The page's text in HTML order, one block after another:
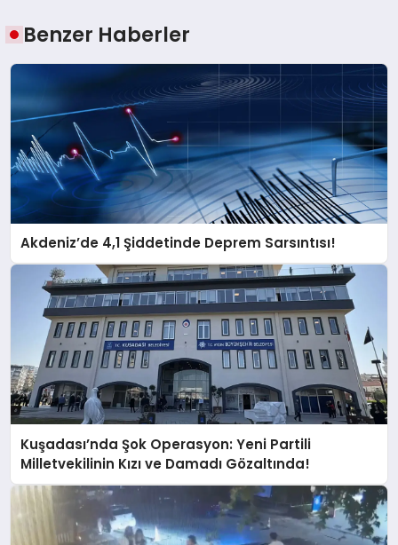
Benzer Haberler
Akdeniz’de 4,1 Şiddetinde Deprem Sarsıntısı!
Kuşadası’nda Şok Operasyon: Yeni Partili
Milletvekilinin Kızı ve Damadı Gözaltında!